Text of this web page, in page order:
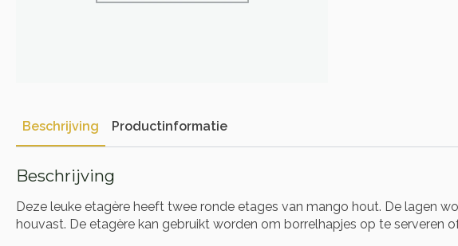
Beschrijving Productinformatie
Beschrijving
Deze leuke etagère heeft twee ronde etages van mango hout. De lagen
houvast. De etagère kan gebruikt worden om borrelhapjes op te serveren